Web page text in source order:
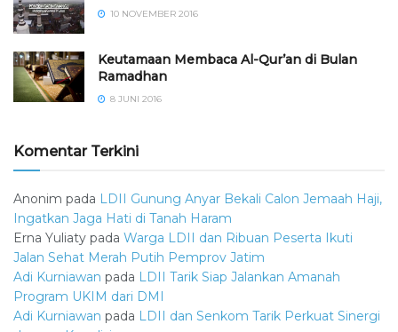
10 NOVEMBER 2016
Keutamaan Membaca Al-Qur’an di Bulan
Ramadhan
8 JUNI 2016
Komentar Terkini
Anonim pada LDII Gunung Anyar Bekali Calon Jemaah Haji,
Ingatkan Jaga Hati di Tanah Haram
Erna Yuliaty pada Warga LDII dan Ribuan Peserta Ikuti
Jalan Sehat Merah Putih Pemprov Jatim
Adi Kurniawan pada LDII Tarik Siap Jalankan Amanah
Program UKIM dari DMI
Adi Kurniawan pada LDII dan Senkom Tarik Perkuat Sinergi